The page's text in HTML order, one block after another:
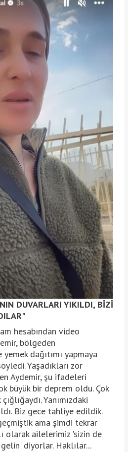
DUVARLARI YIKILDI, BİZİ
hesabından video
bölgeden
yemek dağıtımı yapmaya
Yaşadıkları zor
Aydemir, şu ifadeleri
büyük bir deprem oldu. Çok
Yanımızdaki
Biz gece tahliye edildik.
ama şimdi tekrar
olarak ailelerimiz 'sizin de
diyorlar. Haklılar...